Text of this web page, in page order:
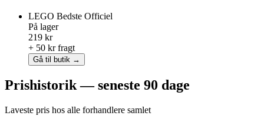
LEGO Bedste Officiel
På lager
219 kr
+ 50 kr fragt
Gå til butik →
Prishistorik — seneste 90 dage
Laveste pris hos alle forhandlere samlet